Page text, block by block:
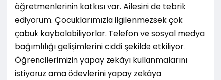
öğretmenlerinin katkısı var. Ailesini de tebrik
ediyorum. Çocuklarımızla ilgilenmezsek çok
çabuk kaybolabiliyorlar. Telefon ve sosyal medya
bağımlılığı gelişimlerini ciddi şekilde etkiliyor.
Öğrencilerimizin yapay zekâyı kullanmalarını
istiyoruz ama ödevlerini yapay zekâya